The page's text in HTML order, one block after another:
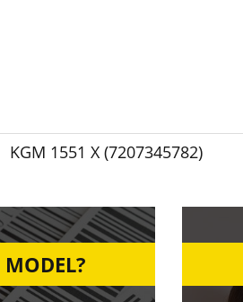
KGM 1551 X (7207345782)
MODEL?